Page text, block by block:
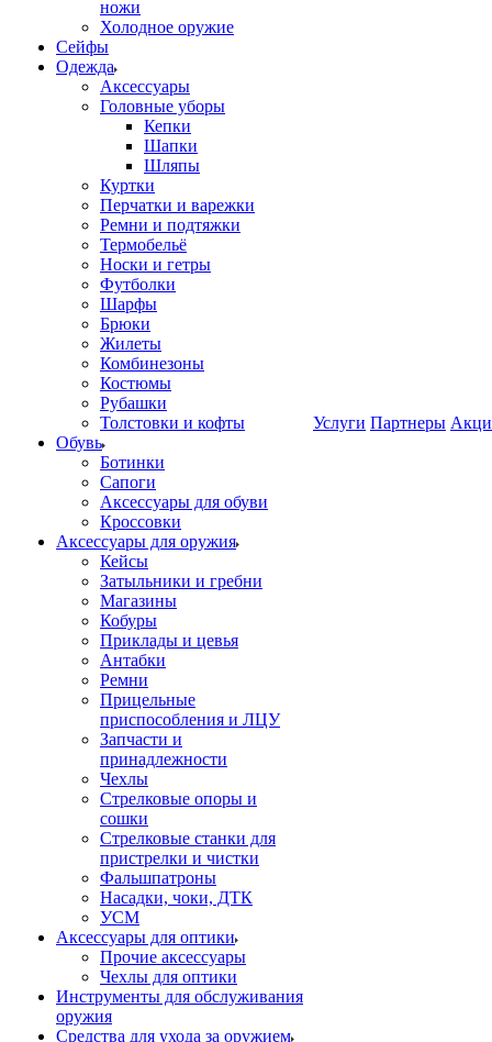
ножи
Холодное оружие
Сейфы
Одежда
Аксессуары
Головные уборы
Кепки
Шапки
Шляпы
Куртки
Перчатки и варежки
Ремни и подтяжки
Термобельё
Носки и гетры
Футболки
Шарфы
Брюки
Жилеты
Комбинезоны
Костюмы
Рубашки
Толстовки и кофты
Обувь
Ботинки
Сапоги
Аксессуары для обуви
Кроссовки
Аксессуары для оружия
Кейсы
Затыльники и гребни
Магазины
Кобуры
Приклады и цевья
Антабки
Ремни
Прицельные
приспособления и ЛЦУ
Запчасти и
принадлежности
Чехлы
Стрелковые опоры и
сошки
Стрелковые станки для
пристрелки и чистки
Фальшпатроны
Насадки, чоки, ДТК
УСМ
Аксессуары для оптики
Прочие аксессуары
Чехлы для оптики
Инструменты для обслуживания
оружия
Средства для ухода за оружием
Услуги Партнеры